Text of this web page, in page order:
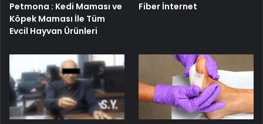
Petmona : Kedi Maması ve
Köpek Maması İle Tüm
Evcil Hayvan Ürünleri
Fiber İnternet